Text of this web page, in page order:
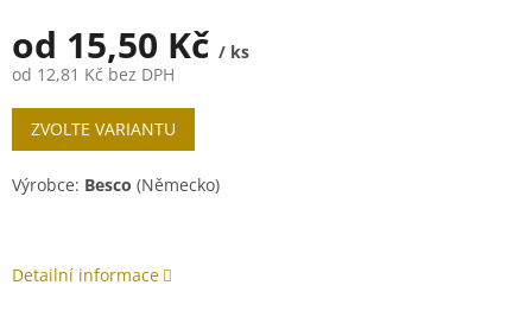
od 15,50 Kč / ks
od 12,81 Kč bez DPH
Měrná
cena:
ZVOLTE VARIANTU
Výrobce: Besco (Německo)
Detailní informace